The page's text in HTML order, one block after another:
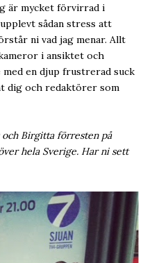
är mycket förvirrad i
sådan stress att
ni vad jag menar. Allt
i ansiktet och
en djup frustrerad suck
dig och redaktörer som
Birgitta förresten på
hela Sverige. Har ni sett